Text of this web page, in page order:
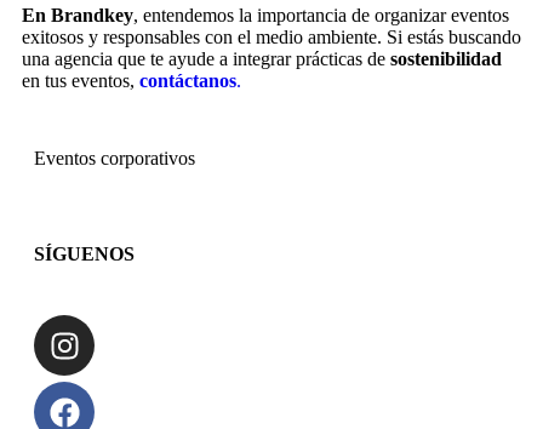
En Brandkey, entendemos la importancia de organizar eventos
exitosos y responsables con el medio ambiente. Si estás buscando
una agencia que te ayude a integrar prácticas de sostenibilidad
en tus eventos, contáctanos.
Eventos corporativos
SÍGUENOS